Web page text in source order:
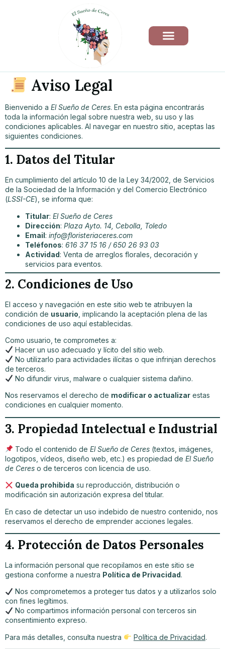
Aviso Legal
Bienvenido a El Sueño de Ceres. En esta página encontrarás
toda la información legal sobre nuestra web, su uso y las
condiciones aplicables. Al navegar en nuestro sitio, aceptas las
siguientes condiciones.
1. Datos del Titular
En cumplimiento del artículo 10 de la Ley 34/2002, de Servicios
de la Sociedad de la Información y del Comercio Electrónico
(LSSI-CE), se informa que:
Titular: El Sueño de Ceres
Dirección: Plaza Ayto. 14, Cebolla, Toledo
Email: info@floristeriaceres.com
Teléfonos: 616 37 15 16 / 650 26 93 03
Actividad: Venta de arreglos florales, decoración y
servicios para eventos.
2. Condiciones de Uso
El acceso y navegación en este sitio web te atribuyen la
condición de usuario , implicando la aceptación plena de las
condiciones de uso aquí establecidas.
Como usuario, te comprometes a:
Hacer un uso adecuado y lícito del sitio web.
No utilizarlo para actividades ilícitas o que infrinjan derechos
de terceros.
No difundir virus, malware o cualquier sistema dañino.
Nos reservamos el derecho de modificar o actualizar estas
condiciones en cualquier momento.
3. Propiedad Intelectual e Industrial
Todo el contenido de El Sueño de Ceres(textos, imágenes,
logotipos, vídeos, diseño web, etc.) es propiedad de El Sueño
de Ceres o de terceros con licencia de uso.
Queda prohibida su reproducción, distribución o
modificación sin autorización expresa del titular.
En caso de detectar un uso indebido de nuestro contenido, nos
reservamos el derecho de emprender acciones legales.
4. Protección de Datos Personales
La información personal que recopilamos en este sitio se
gestiona conforme a nuestra Política de Privacidad.
Nos comprometemos a proteger tus datos y a utilizarlos solo
con fines legítimos.
No compartimos información personal con terceros sin
consentimiento expreso.
Para más detalles, consulta nuestra
Política de Privacidad.